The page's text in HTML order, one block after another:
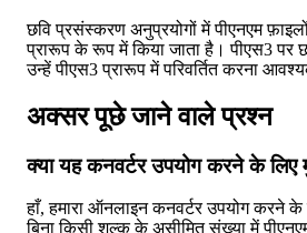
छवि प्रसंस्करण अनुप्रयोगों में पीएनएम
प्रारूप के रूप में किया जाता है। पीएस3 पर
उन्हें पीएस3 प्रारूप में परिवर्तित करना
अक्सर पूछे जाने वाले प्रश्न
क्या यह कनवर्टर उपयोग करने के लिए
हाँ, हमारा ऑनलाइन कनवर्टर उपयोग करने
बिना किसी शुल्क के असीमित संख्या में